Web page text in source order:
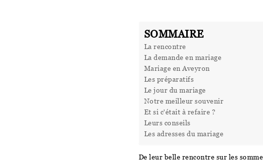
SOMMAIRE
La rencontre
La demande en mariage
Mariage en Aveyron
Les préparatifs
Le jour du mariage
Notre meilleur souvenir
Et si c'était à refaire ?
Leurs conseils
Les adresses du mariage
De leur belle rencontre sur les